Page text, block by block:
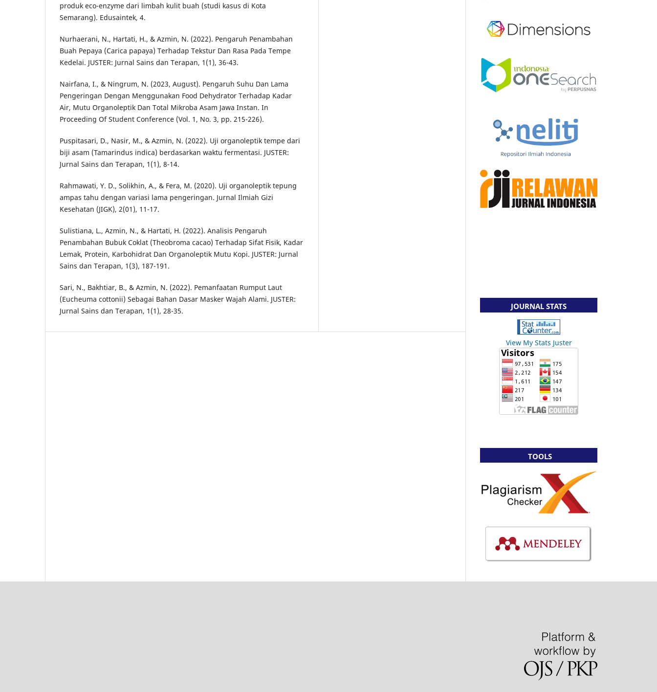
produk eco-enzyme dari limbah kulit buah (studi kasus di Kota
Semarang). Edusaintek, 4.
Nurhaerani, N., Hartati, H., & Azmin, N. (2022). Pengaruh Penambahan
Buah Pepaya (Carica papaya) Terhadap Tekstur Dan Rasa Pada Tempe
Kedelai. JUSTER: Jurnal Sains dan Terapan, 1(1), 36-43.
Nairfana, I., & Ningrum, N. (2023, August). Pengaruh Suhu Dan Lama
Pengeringan Dengan Menggunakan Food Dehydrator Terhadap Kadar
Air, Mutu Organoleptik Dan Total Mikroba Asam Jawa Instan. In
Proceeding Of Student Conference (Vol. 1, No. 3, pp. 215-226).
Puspitasari, D., Nasir, M., & Azmin, N. (2022). Uji organoleptik tempe dari
biji asam (Tamarindus indica) berdasarkan waktu fermentasi. JUSTER:
Jurnal Sains dan Terapan, 1(1), 8-14.
Rahmawati, Y. D., Solikhin, A., & Fera, M. (2020). Uji organoleptik tepung
ampas tahu dengan variasi lama pengeringan. Jurnal Ilmiah Gizi
Kesehatan (JIGK), 2(01), 11-17.
Sulistiana, L., Azmin, N., & Hartati, H. (2022). Analisis Pengaruh
Penambahan Bubuk Coklat (Theobroma cacao) Terhadap Sifat Fisik, Kadar
Lemak, Protein, Karbohidrat Dan Organoleptik Mutu Kopi. JUSTER: Jurnal
Sains dan Terapan, 1(3), 187-191.
Sari, N., Bakhtiar, B., & Azmin, N. (2022). Pemanfaatan Rumput Laut
(Eucheuma cottonii) Sebagai Bahan Dasar Masker Wajah Alami. JUSTER:
Jurnal Sains dan Terapan, 1(1), 28-35.
JOURNAL STATS
View My Stats Juster
TOOLS